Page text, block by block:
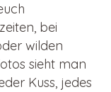
bei
wilden
sieht man
Kuss, jedes